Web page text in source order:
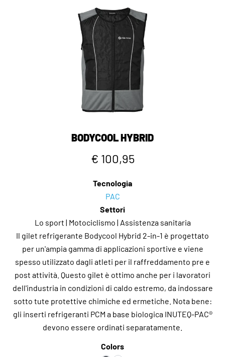
BODYCOOL HYBRID
€ 100,95
Tecnologia
PAC
Settori
Lo sport | Motociclismo | Assistenza sanitaria
Il gilet refrigerante Bodycool Hybrid 2-in-1 è progettato
per un'ampia gamma di applicazioni sportive e viene
spesso utilizzato dagli atleti per il raffreddamento pre e
post attività. Questo gilet è ottimo anche per i lavoratori
dell'industria in condizioni di caldo estremo, da indossare
sotto tute protettive chimiche ed ermetiche. Nota bene:
gli inserti refrigeranti PCM a base biologica INUTEQ-PAC®
devono essere ordinati separatamente.
Colors